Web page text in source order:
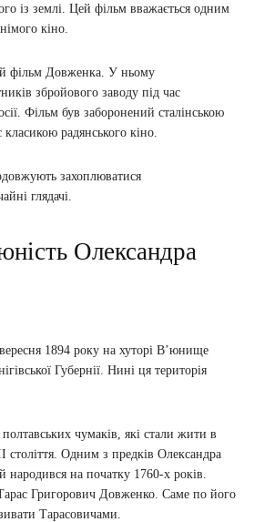
із землі. Цей фільм вважається одним
кіно.
фільм Довженка. У ньому
збройового заводу під час
Фільм був заборонений сталінською
радянського кіно.
захоплюватися
глядачі.
Олександра
1894 року на хуторі В’юнище
Губернії. Нині ця територія
чумаків, які стали жити в
століття. Одним з предків Олександра
на початку 1760-х років.
Григорович Довженко. Саме по його
Тарасовичами.